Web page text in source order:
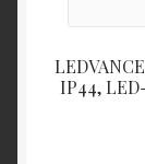
IP44,